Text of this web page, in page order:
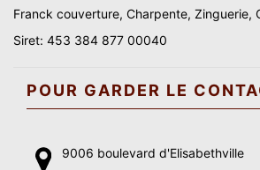
Franck couverture, Charpente, Zinguerie,
Siret: 453 384 877 00040
POUR GARDER LE
9006 boulevard d'Elisabethville